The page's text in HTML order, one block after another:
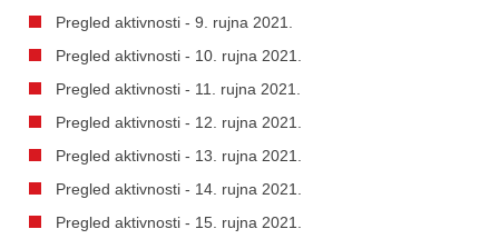
Pregled aktivnosti - 9. rujna 2021.
Pregled aktivnosti - 10. rujna 2021.
Pregled aktivnosti - 11. rujna 2021.
Pregled aktivnosti - 12. rujna 2021.
Pregled aktivnosti - 13. rujna 2021.
Pregled aktivnosti - 14. rujna 2021.
Pregled aktivnosti - 15. rujna 2021.